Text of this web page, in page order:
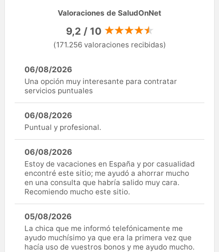
Valoraciones de SaludOnNet
9,2 / 10
(171.256 valoraciones recibidas)
06/08/2026
Una opción muy interesante para contratar
servicios puntuales
06/08/2026
Puntual y profesional.
06/08/2026
Estoy de vacaciones en España y por casualidad
encontré este sitio; me ayudó a ahorrar mucho
en una consulta que habría salido muy cara.
Recomiendo mucho este sitio.
05/08/2026
La chica que me informó telefónicamente me
ayudo muchísimo ya que era la primera vez que
hacía uso de vuestros bonos y me ayudo mucho.